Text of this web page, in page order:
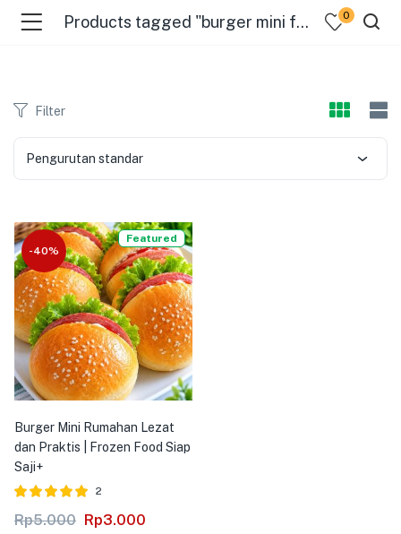
(Pages )
Products tagged "burger mini frozen" 0
Filter
Pengurutan standar
-40%
Featured
Burger Mini Rumahan Lezat
dan Praktis | Frozen Food Siap
Saji+
5.00
2
Rp5.000 Rp3.000